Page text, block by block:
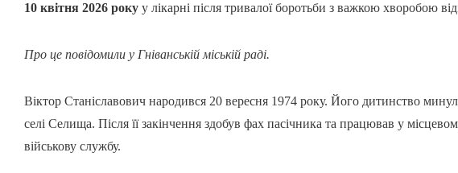
10 квітня 2026 року у лікарні після тривалої боротьби з важкою хворобою
Про це повідомили у Гніванській міській раді.
Віктор Станіславович народився 20 вересня 1974 року. Його дитинство
селі Селища. Після її закінчення здобув фах пасічника та працював у
військову службу.